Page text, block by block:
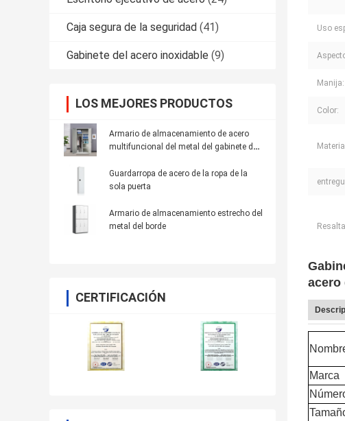
Caja segura de la seguridad (41)
Gabinete del acero inoxidable (9)
LOS MEJORES PRODUCTOS
Armario de almacenamiento de acero
multifuncional del metal del gabinete del
fichero
Guardarropa de acero de la ropa de la
sola puerta
Armario de almacenamiento estrecho del
metal del borde
CERTIFICACIÓN
Uso
Manija:
Color:
acero
Marca